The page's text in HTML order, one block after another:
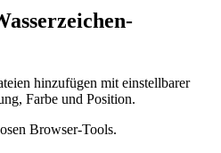
hinzufügen mit einstellbarer
Farbe und Position.
Browser-Tools.